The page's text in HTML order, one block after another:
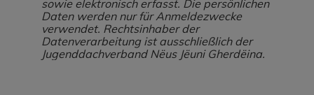
sowie elektronisch erfasst. Die persönlichen
Daten werden nur für Anmeldezwecke
verwendet. Rechtsinhaber der
Datenverarbeitung ist ausschließlich der
Jugenddachverband Nëus Jëuni Gherdëina.